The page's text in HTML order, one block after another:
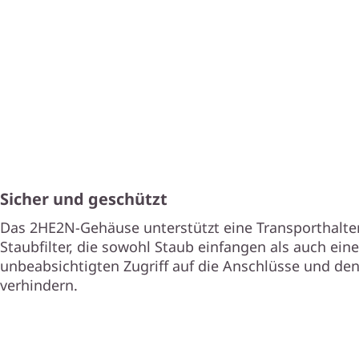
Sicher und geschützt
Das 2HE2N-Gehäuse unterstützt eine
Staubfilter, die sowohl Staub einfangen als auch
unbeabsichtigten Zugriff auf die Anschlüsse und
verhindern.